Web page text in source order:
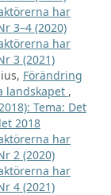
har
3–4 (2020)
har
3 (2021)
Förändring
landskapet ,
Tema: Det
2018
har
2 (2020)
har
4 (2021)